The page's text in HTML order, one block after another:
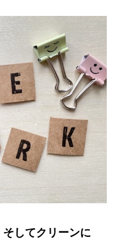
してクリーンに